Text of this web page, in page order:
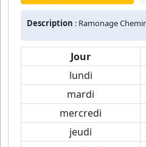
Description : Ramonage
Jour
lundi
mardi
mercredi
jeudi